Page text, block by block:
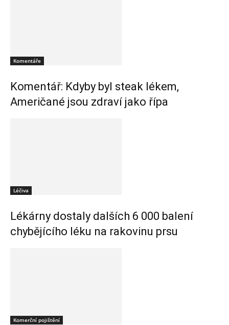
Komentáře
Komentář: Kdyby byl steak lékem,
Američané jsou zdraví jako řípa
Léčiva
Lékárny dostaly dalších 6 000 balení
chybějícího léku na rakovinu prsu
Komerční pojištění